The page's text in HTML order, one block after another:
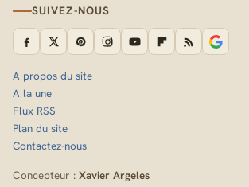
SUIVEZ-NOUS
A propos du site
A la une
Flux RSS
Plan du site
Contactez-nous
Concepteur : Xavier Argeles